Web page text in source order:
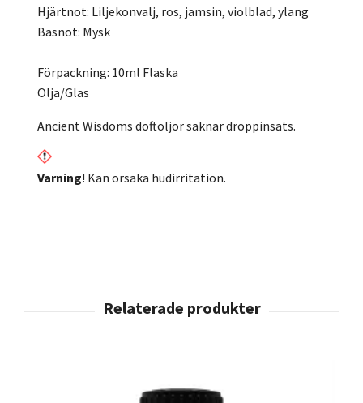
Hjärtnot: Liljekonvalj, ros, jamsin, violblad, ylang
Basnot: Mysk
Förpackning: 10ml Flaska
Olja/Glas
Ancient Wisdoms doftoljor saknar droppinsats.
Varning! Kan orsaka hudirritation.